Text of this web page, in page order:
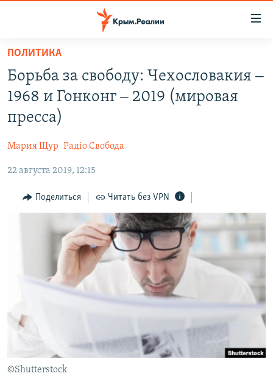
Вернуться
основному
содержанию
главной
навигации
Вернутся
поиску
НОВОСТИ
СПЕЦПРОЕКТЫ
11 ЛЕТ ОККУПАЦИИ КРЫМА. 11 ИСТОРИЙ СОПРОТИВЛЕНИЯ
ЕЩЕ
ИНТЕРАКТИВ
ИНФОГРАФИКА
ТЕЛЕПРОЕКТ КРЫМ.РЕАЛИИ
СОВЕТЫ ПРАВОЗАЩИТНИКОВ
ПРОПАВШИЕ БЕЗ ВЕСТИ
ПОБЕДИТЕЛЕЙ НЕ СУДЯТ?
ELIFBE
УКРАИНСКАЯ ПРОБЛЕМА КРЫМА
РАДІО СВОБОДА
КАК ОБОЙТИ БЛОКИРОВКУ
Українською
ПРИСОЕДИНЯЙТЕСЬ!
Все сайты RFE/RL
ПОЛИТИКА
Борьба за свободу: Чехословакия ‒
1968 и Гонконг ‒ 2019 (мировая
пресса)
Мария Щур Радіо Свобода
22 августа 2019, 12:15
Поделиться Читать без VPN
©Shutterstock